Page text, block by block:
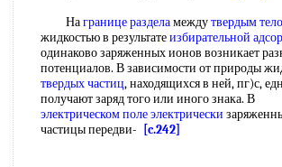
Награнице разделамеждутвердым
жидкостью в результатеизбирательной
одинаково заряженных ионов возникает
потенциалов. В зависимости от природы
твердых частиц, находящихся в ней, пг)с,
получают заряд того или иного знака. В
электрическом поле электрически
частицы передви-
[c.242]